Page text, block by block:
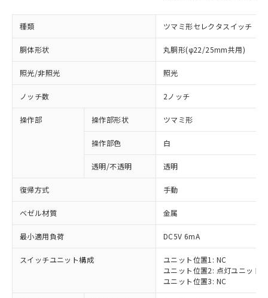
種類 ツマミ形セレクタスイッチ
胴体形状 丸胴形(φ22/25mm共用)
照光/非照光 照光
ノッチ数 2ノッチ
操作部 操作部形状 ツマミ形
操作部色 白
透明/不透明 透明
復帰方式 手動
ベゼル材質 金属
最小適用負荷 DC5V 6mA
スイッチユニット構成
ユニット位置1: NC
ユニット位置2: 点灯ユニット
ユニット位置3: NC